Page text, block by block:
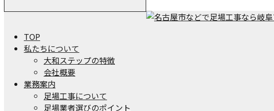
TOP
私たちについて
大和ステップの特徴
会社概要
業務案内
足場工事について
足場業者選びのポイント